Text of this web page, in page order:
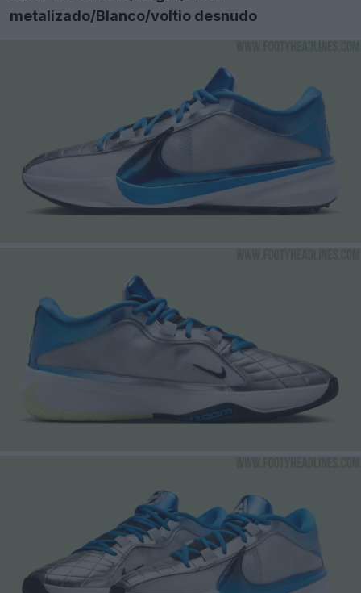
metalizado/Blanco/voltio desnudo